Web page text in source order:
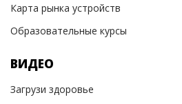
Карта рынка устройств
Образовательные курсы
ВИДЕО
Загрузи здоровье